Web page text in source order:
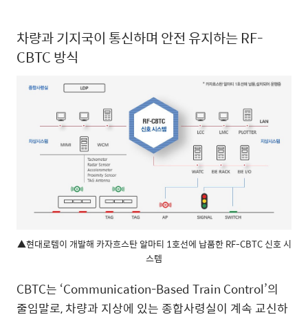
차량과 기지국이 통신하며 안전 유지하는 RF-
CBTC 방식
▲현대로템이 개발해 카자흐스탄 알마티 1호선에 납품한 RF-CBTC 신호 시
스템
CBTC는 ‘Communication-Based Train Control’의
줄임말로, 차량과 지상에 있는 종합사령실이 계속 교신하